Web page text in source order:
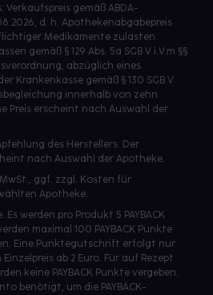
Verkaufspreis gemäß ABDA-
d. h. Apothekenabgabepreis
Medikamente zulasten
gemäß § 129 Abs. 5a SGB V i.V.m §§
abzüglich eines
Krankenkasse gemäß § 130 SGB V
innerhalb von zehn
Preis erscheint nach Auswahl der
des Herstellers. Der
nach Auswahl der Apotheke.
ggf. zzgl. Kosten für
Apotheke.
werden pro Produkt 5 PAYBACK
maximal 100 PAYBACK Punkte
Eine Punktegutschrift erfolgt nur
ab 2 Euro. Für auf Rezept
keine PAYBACK Punkte vergeben.
benötigt, um die PAYBACK-